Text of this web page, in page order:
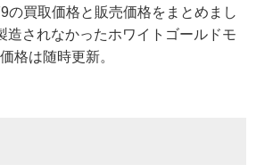
の買取価格と販売価格をまとめまし
造されなかったホワイトゴールドモ
格は随時更新。